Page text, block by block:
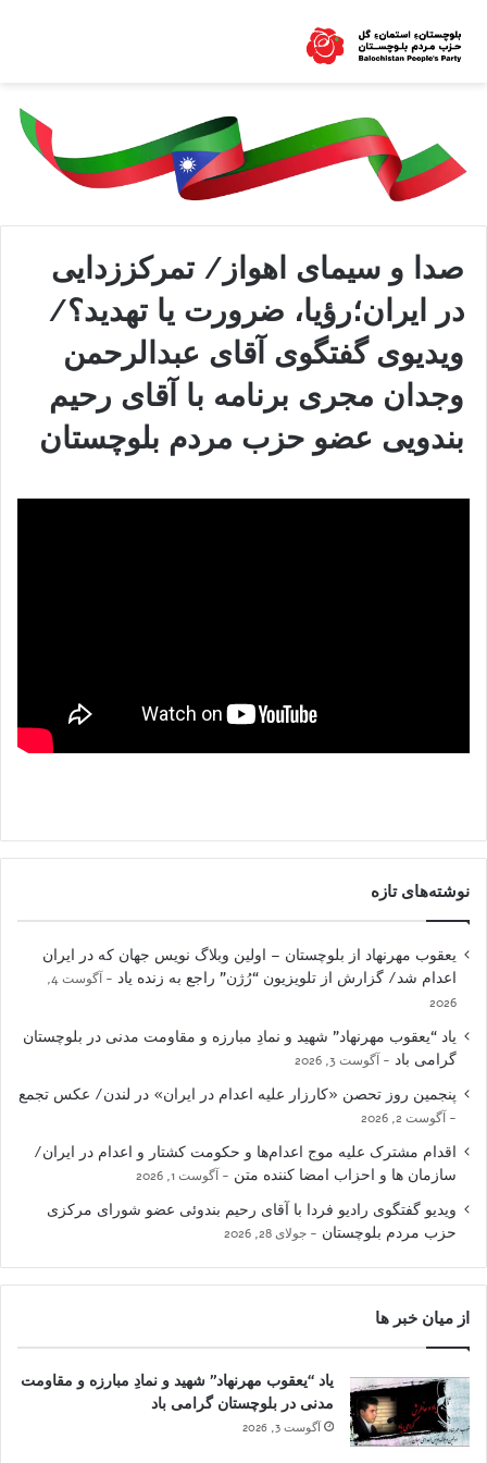
صدا و سیمای اهواز/ تمرکززدایی
در ایران؛رؤیا، ضرورت یا تهدید؟/
ویدیوی گفتگوی آقای عبدالرحمن
وجدان مجری برنامه با آقای رحیم
بندویی عضو حزب مردم بلوچستان
نوشته‌های تازه
یعقوب مهرنهاد از بلوچستان – اولین وبلاگ نویس جهان که در ایران
اعدام شد/ گزارش از تلویزیون “رُژن” راجع به زنده یاد
آگوست 4,
2026
یاد “یعقوب مهرنهاد” شهید و نمادِ مبارزه و مقاومت مدنی در بلوچستان
گرامی باد
آگوست 3, 2026
پنجمین روز تحصن «کارزار علیه اعدام در ایران» در لندن/ عکس تجمع
آگوست 2, 2026
اقدام مشترک علیه موج اعدام‌ها و حکومت کشتار و اعدام در ایران/
سازمان ها و احزاب امضا کننده متن
آگوست 1, 2026
ویدیو گفتگوی رادیو فردا با آقای رحیم بندوئی عضو شورای مرکزی
حزب مردم بلوچستان
جولای 28, 2026
از میان خبر ها
یاد “یعقوب مهرنهاد” شهید و نمادِ مبارزه و مقاومت
مدنی در بلوچستان گرامی باد
آگوست 3, 2026